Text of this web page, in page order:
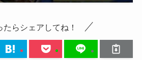
たらシェアしてね！